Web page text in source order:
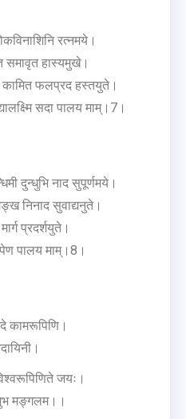
रत्नमये।
समावृत हास्यमुखे।
कामित फलप्रद हस्तयुते।
सदा पालय माम्।7।
दुन्धुभि नाद सुपूर्णमये।
निनाद सुवाद्यनुते।
प्रदर्शयुते।
पालय माम्।8।
कामरूपिणि।
जयः।
मङ्गलम।।